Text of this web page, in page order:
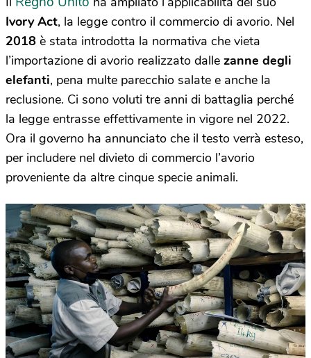
Ivory Act, la legge contro il commercio di avorio. Nel
2018 è stata introdotta la normativa che vieta
l’importazione di avorio realizzato dalle zanne degli
elefanti, pena multe parecchio salate e anche la
reclusione. Ci sono voluti tre anni di battaglia perché
la legge entrasse effettivamente in vigore nel 2022.
Ora il governo ha annunciato che il testo verrà esteso,
per includere nel divieto di commercio l’avorio
proveniente da altre cinque specie animali.